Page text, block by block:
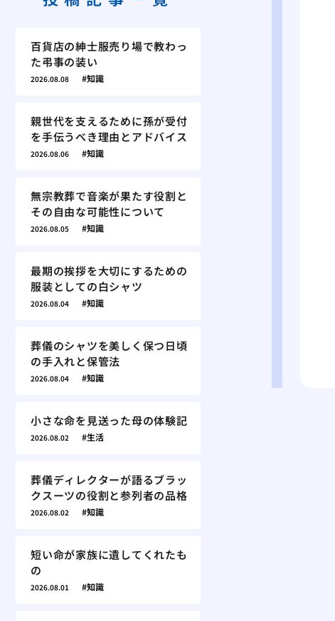
百貨店の紳士服売り場で教わっ
た弔事の装い
2026.08.08 知識
親世代を支えるために孫が受付
を手伝うべき理由とアドバイス
2026.08.06 知識
無宗教葬で音楽が果たす役割と
その自由な可能性について
2026.08.05 知識
最期の挨拶を大切にするための
服装としての白シャツ
2026.08.04 知識
葬儀のシャツを美しく保つ日頃
の手入れと保管法
2026.08.04 知識
小さな命を見送った母の体験記
2026.08.02 生活
葬儀ディレクターが語るブラッ
クスーツの役割と参列者の品格
2026.08.02 知識
短い命が家族に遺してくれたも
の
2026.08.01 知識